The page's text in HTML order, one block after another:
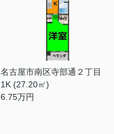
名古屋市南区寺部通２丁目
1K (27.20㎡)
6.75万円